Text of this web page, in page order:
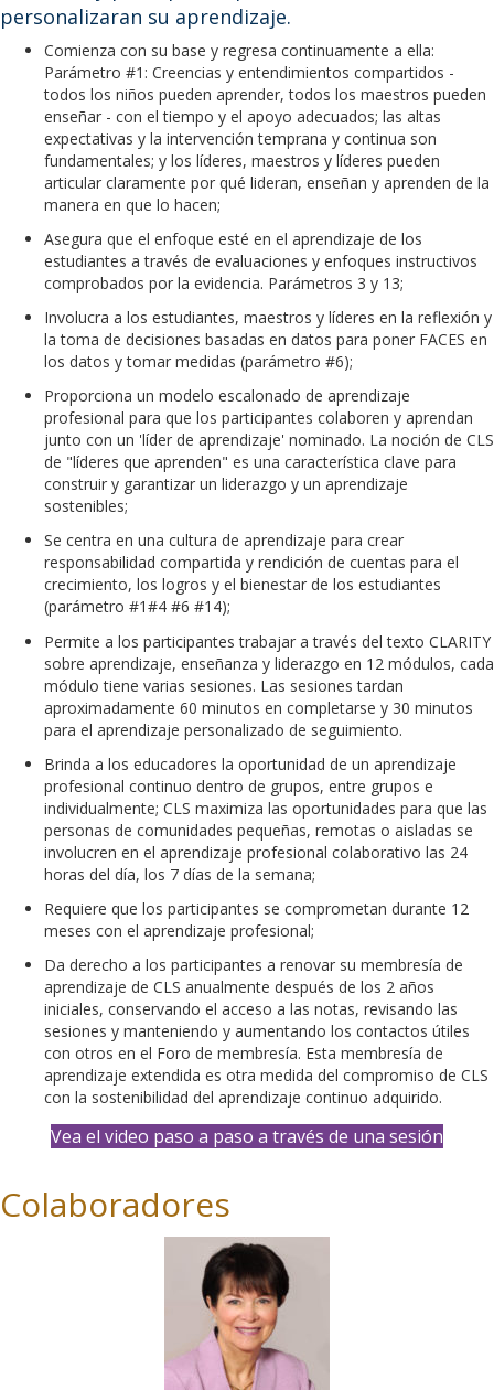
personalizaran su aprendizaje.
Comienza con su base y regresa continuamente a ella:
Parámetro #1: Creencias y entendimientos compartidos -
todos los niños pueden aprender, todos los maestros pueden
enseñar - con el tiempo y el apoyo adecuados; las altas
expectativas y la intervención temprana y continua son
fundamentales; y los líderes, maestros y líderes pueden
articular claramente por qué lideran, enseñan y aprenden de la
manera en que lo hacen;
Asegura que el enfoque esté en el aprendizaje de los
estudiantes a través de evaluaciones y enfoques instructivos
comprobados por la evidencia. Parámetros 3 y 13;
Involucra a los estudiantes, maestros y líderes en la reflexión y
la toma de decisiones basadas en datos para poner FACES en
los datos y tomar medidas (parámetro #6);
Proporciona un modelo escalonado de aprendizaje
profesional para que los participantes colaboren y aprendan
junto con un 'líder de aprendizaje' nominado. La noción de CLS
de "líderes que aprenden" es una característica clave para
construir y garantizar un liderazgo y un aprendizaje
sostenibles;
Se centra en una cultura de aprendizaje para crear
responsabilidad compartida y rendición de cuentas para el
crecimiento, los logros y el bienestar de los estudiantes
(parámetro #1#4 #6 #14);
Permite a los participantes trabajar a través del texto CLARITY
sobre aprendizaje, enseñanza y liderazgo en 12 módulos, cada
módulo tiene varias sesiones. Las sesiones tardan
aproximadamente 60 minutos en completarse y 30 minutos
para el aprendizaje personalizado de seguimiento.
Brinda a los educadores la oportunidad de un aprendizaje
profesional continuo dentro de grupos, entre grupos e
individualmente; CLS maximiza las oportunidades para que las
personas de comunidades pequeñas, remotas o aisladas se
involucren en el aprendizaje profesional colaborativo las 24
horas del día, los 7 días de la semana;
Requiere que los participantes se comprometan durante 12
meses con el aprendizaje profesional;
Da derecho a los participantes a renovar su membresía de
aprendizaje de CLS anualmente después de los 2 años
iniciales, conservando el acceso a las notas, revisando las
sesiones y manteniendo y aumentando los contactos útiles
con otros en el Foro de membresía. Esta membresía de
aprendizaje extendida es otra medida del compromiso de CLS
con la sostenibilidad del aprendizaje continuo adquirido.
Vea el video paso a paso a través de una sesión
Colaboradores